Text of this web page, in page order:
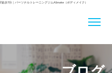
歩7分｜パーソナルトレーニングジムASmake（ボディメイク）